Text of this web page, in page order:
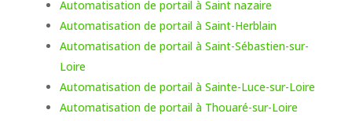
Automatisation de portail à Saint nazaire
Automatisation de portail à Saint-Herblain
Automatisation de portail à Saint-Sébastien-sur-
Loire
Automatisation de portail à Sainte-Luce-sur-Loire
Automatisation de portail à Thouaré-sur-Loire